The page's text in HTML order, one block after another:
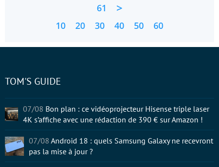
61
>
10 20 30 40 50 60
TOM'S GUIDE
07/08 Bon plan : ce vidéoprojecteur Hisense triple laser
4K s’affiche avec une rédaction de 390 € sur Amazon !
07/08 Android 18 : quels Samsung Galaxy ne recevront
pas la mise à jour ?